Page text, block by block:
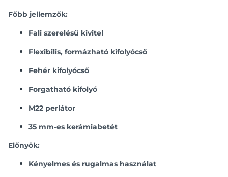
Főbb jellemzők:
Fali szerelésű kivitel
Flexibilis, formázható kifolyócső
Fehér kifolyócső
Forgatható kifolyó
M22 perlátor
35 mm-es kerámiabetét
Előnyök:
Kényelmes és rugalmas használat